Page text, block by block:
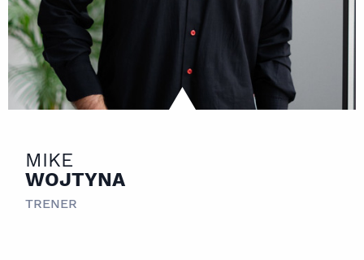
MIKE
WOJTYNA
TRENER